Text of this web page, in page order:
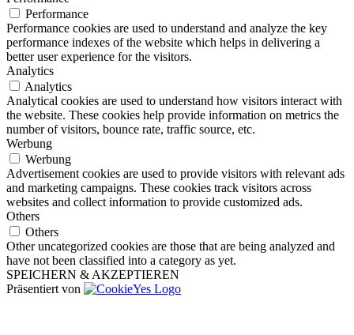
Performance
Performance cookies are used to understand and analyze the key
performance indexes of the website which helps in delivering a
better user experience for the visitors.
Analytics
Analytics
Analytical cookies are used to understand how visitors interact with
the website. These cookies help provide information on metrics the
number of visitors, bounce rate, traffic source, etc.
Werbung
Werbung
Advertisement cookies are used to provide visitors with relevant ads
and marketing campaigns. These cookies track visitors across
websites and collect information to provide customized ads.
Others
Others
Other uncategorized cookies are those that are being analyzed and
have not been classified into a category as yet.
SPEICHERN & AKZEPTIEREN
Präsentiert von